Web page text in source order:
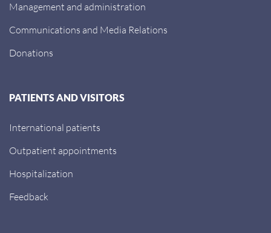
Management and administration
Communications and Media Relations
Donations
PATIENTS AND VISITORS
International patients
Outpatient appointments
Hospitalization
Feedback